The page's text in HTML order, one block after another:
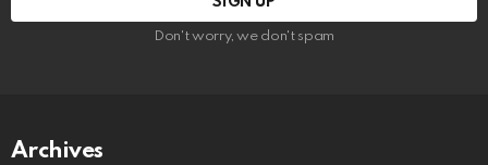
Don't worry, we don't spam
Archives